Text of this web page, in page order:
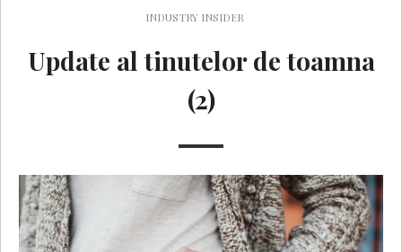
INDUSTRY INSIDER
Update al tinutelor de toamna
(2)